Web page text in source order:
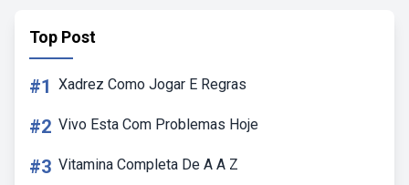
Top Post
#1 Xadrez Como Jogar E Regras
#2 Vivo Esta Com Problemas Hoje
#3 Vitamina Completa De A A Z